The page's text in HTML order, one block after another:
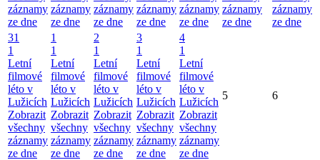
záznamy
ze dne
záznamy
ze dne
záznamy
ze dne
záznamy
ze dne
záznamy
ze dne
záznamy
ze dne
záznamy
ze dne
31
1
Letní
filmové
léto v
Lužicích
Zobrazit
všechny
záznamy
ze dne
1
1
Letní
filmové
léto v
Lužicích
Zobrazit
všechny
záznamy
ze dne
2
1
Letní
filmové
léto v
Lužicích
Zobrazit
všechny
záznamy
ze dne
3
1
Letní
filmové
léto v
Lužicích
Zobrazit
všechny
záznamy
ze dne
4
1
Letní
filmové
léto v
Lužicích
Zobrazit
všechny
záznamy
ze dne
5 6